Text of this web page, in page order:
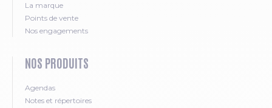
La marque
Points de vente
Nos engagements
NOS PRODUITS
Agendas
Notes et répertoires